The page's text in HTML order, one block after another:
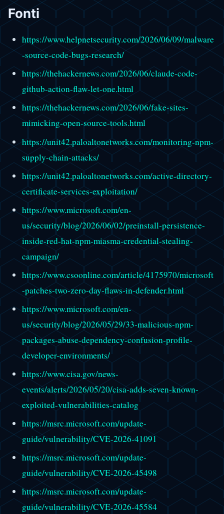
Fonti
https://www.helpnetsecurity.com/2026/06/09/malware
-source-code-bugs-research/
https://thehackernews.com/2026/06/claude-code-
github-action-flaw-let-one.html
https://thehackernews.com/2026/06/fake-sites-
mimicking-open-source-tools.html
https://unit42.paloaltonetworks.com/monitoring-npm-
supply-chain-attacks/
https://unit42.paloaltonetworks.com/active-directory-
certificate-services-exploitation/
https://www.microsoft.com/en-
us/security/blog/2026/06/02/preinstall-persistence-
inside-red-hat-npm-miasma-credential-stealing-
campaign/
https://www.csoonline.com/article/4175970/microsoft
-patches-two-zero-day-flaws-in-defender.html
https://www.microsoft.com/en-
us/security/blog/2026/05/29/33-malicious-npm-
packages-abuse-dependency-confusion-profile-
developer-environments/
https://www.cisa.gov/news-
events/alerts/2026/05/20/cisa-adds-seven-known-
exploited-vulnerabilities-catalog
https://msrc.microsoft.com/update-
guide/vulnerability/CVE-2026-41091
https://msrc.microsoft.com/update-
guide/vulnerability/CVE-2026-45498
https://msrc.microsoft.com/update-
guide/vulnerability/CVE-2026-45584